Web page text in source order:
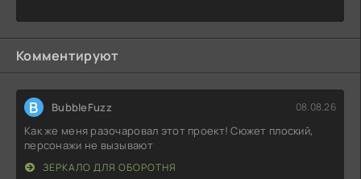
Комментируют
B BubbleFuzz 08.08.26
Как же меня разочаровал этот проект! Сюжет плоский,
персонажи не вызывают
ЗЕРКАЛО ДЛЯ ОБОРОТНЯ